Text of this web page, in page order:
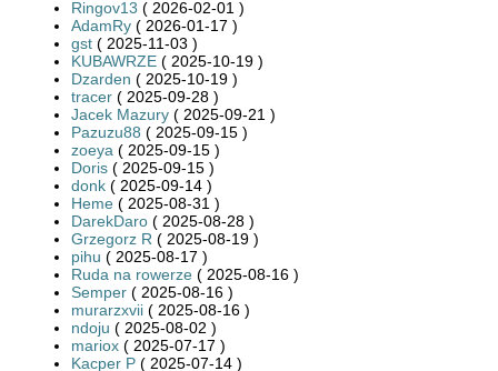
Ringov13 ( 2026-02-01 )
AdamRy ( 2026-01-17 )
gst ( 2025-11-03 )
KUBAWRZE ( 2025-10-19 )
Dzarden ( 2025-10-19 )
tracer ( 2025-09-28 )
Jacek Mazury ( 2025-09-21 )
Pazuzu88 ( 2025-09-15 )
zoeya ( 2025-09-15 )
Doris ( 2025-09-15 )
donk ( 2025-09-14 )
Heme ( 2025-08-31 )
DarekDaro ( 2025-08-28 )
Grzegorz R ( 2025-08-19 )
pihu ( 2025-08-17 )
Ruda na rowerze ( 2025-08-16 )
Semper ( 2025-08-16 )
murarzxvii ( 2025-08-16 )
ndoju ( 2025-08-02 )
mariox ( 2025-07-17 )
Kacper P ( 2025-07-14 )